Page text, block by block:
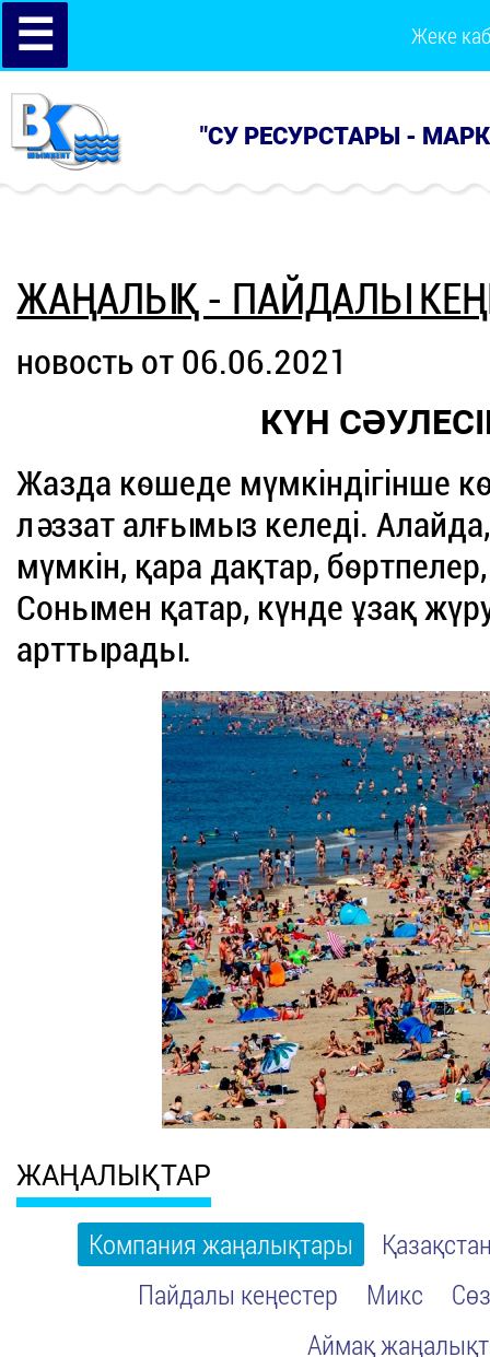
☰ Жеке
"СУ РЕСУРСТАРЫ -
ЖАҢАЛЫҚ - ПАЙДАЛЫ
новость от 06.06.2021
КҮН
Жазда көшеде мүмкіндігінше
ләззат алғымыз келеді. Алайда,
мүмкін, қара дақтар,
Сонымен қатар, күнде ұзақ
арттырады.
ЖАҢАЛЫҚТАР
Компания жаңалықтары
Пайдалы кеңестер
Микс
Аймақ